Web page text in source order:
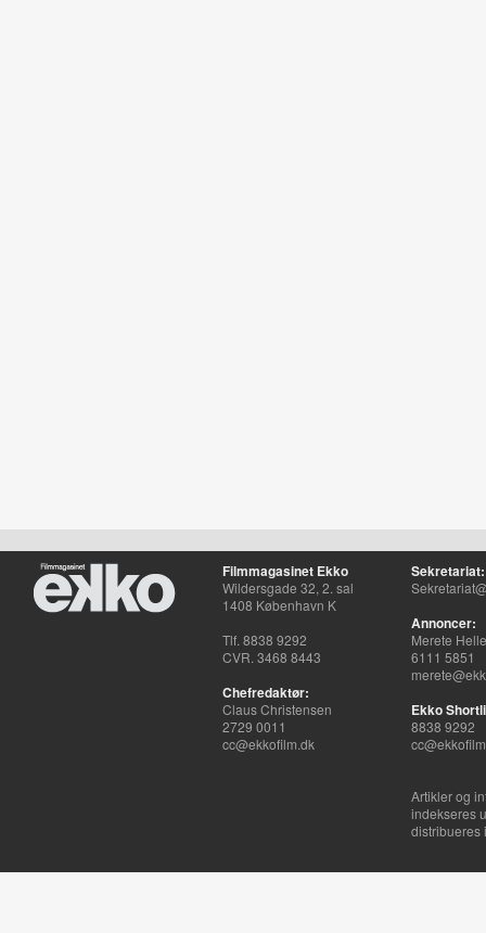
Filmmagasinet Ekko
Wildersgade 32, 2. sal
1408 København K
Tlf. 8838 9292
CVR. 3468 8443
Chefredaktør:
Claus Christensen
2729 0011
cc@ekkofilm.dk
Sekretariat:
Annoncer:
Merete
6111 5851
Ekko
8838 9292
Artikler og
indekseres
distribueres